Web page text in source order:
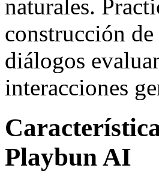
naturales.
construcción
diálogos
interacciones
Playbun AI